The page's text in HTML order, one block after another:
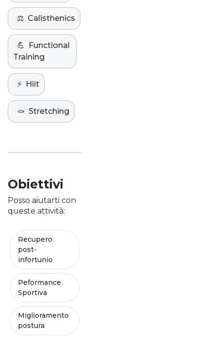
⚖️ Calisthenics
💪
Functional
Training
⚡️ Hiit
🪢 Stretching
Obiettivi
Posso aiutarti con
queste attività:
Recupero
post-
infortunio
Peformance
Sportiva
Miglioramento
postura